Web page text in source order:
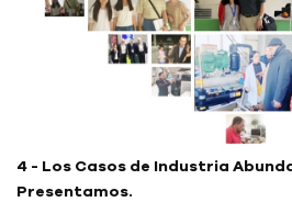
4 - Los Casos de Industria
Presentamos.